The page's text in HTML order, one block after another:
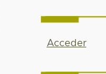
Acceder